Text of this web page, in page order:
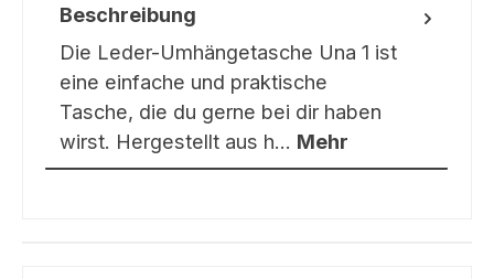
Beschreibung
Die Leder-Umhängetasche Una 1 ist
eine einfache und praktische
Tasche, die du gerne bei dir haben
wirst. Hergestellt aus h… Mehr